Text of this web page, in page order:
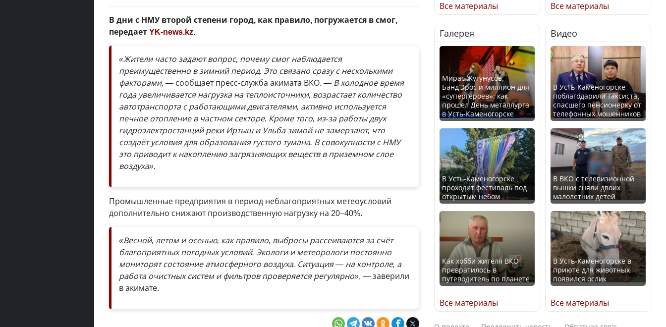
В дни с НМУ второй степени город, как правило, погружается в смог,
передаетYK-news.kz.
«Жители часто задают вопрос, почему смог наблюдается
преимущественно в зимний период. Это связано сразу с несколькими
факторами, — сообщает пресс-служба акимата ВКО. — В холодное время
года увеличивается нагрузка на теплоисточники, возрастает количество
автотранспорта с работающими двигателями, активно используется
печное отопление в частном секторе. Кроме того, из-за работы двух
гидроэлектростанций реки Иртыш и Ульба зимой не замерзают, что
создаёт условия для образования густого тумана. В совокупности с НМУ
это приводит к накоплению загрязняющих веществ в приземном слое
воздуха».
Промышленные предприятия в период неблагоприятных метеоусловий
дополнительно снижают производственную нагрузку на 20–40%.
«Весной, летом и осенью, как правило, выбросы рассеиваются за счёт
благоприятных погодных условий. Экологи и метеорологи постоянно
мониторят состояние атмосферного воздуха. Ситуация — на контроле, а
работа очистных систем и фильтров проверяется регулярно», — заверили
в акимате.
Минтруда назвало
отрасли с самыми
высокими зарплатными
предложениями
Искусственный интеллект
официально включили в
школьную программу
Казахстана
В Казахстане стало
проще получить
направления на
медицинские
обследования
Қазақстан Орталық Азия
елдері арасында әл-ауқат
индексінде көш бастады
Все материалы
В РФ вынесен заочный
приговор по уголовному
делу об убийстве Игоря
Талькова
В России введены
дополнительные
ограничения для
казахстанских прав
Трамп официально
вступил в должность
президента США
Луну признали объектом
культурного наследия,
находящегося под
угрозой исчезновения
Все материалы
Галерея
Мирас Жугунусов,
Банд’Эрос и миллион для
«супергероев»: как
прошел День металлурга
в Усть-Каменогорске
В Усть-Каменогорске
проходит фестиваль под
открытым небом
Как хобби жителя ВКО
превратилось в
путеводитель по планете
Все материалы
Видео
В Усть-Каменогорске
поблагодарили таксиста,
спасшего пенсионерку от
телефонных мошенников
В ВКО с телевизионной
вышки сняли двоих
малолетних детей
В Усть-Каменогорске в
приюте для животных
появился ослик
Все материалы